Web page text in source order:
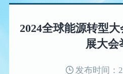
2024全球能源转型
展大会
发布时间：